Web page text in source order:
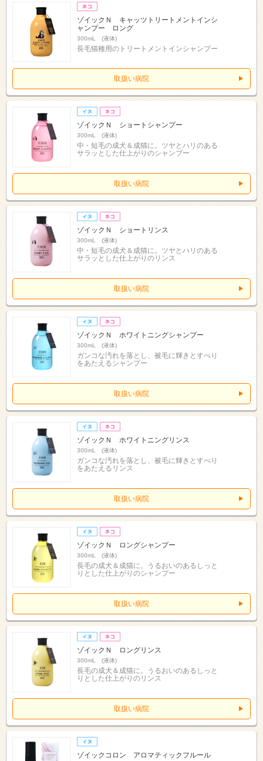
ゾイックＮ キャッツトリートメントインシ
ャンプー ロング
300mL (液体)
長毛猫種用のトリートメントインシャンプー
取扱い病院
ゾイックＮ ショートシャンプー
300mL (液体)
中・短毛の成犬＆成猫に。ツヤとハリのある
サラッとした仕上がりのシャンプー
取扱い病院
ゾイックＮ ショートリンス
300mL (液体)
中・短毛の成犬＆成猫に。ツヤとハリのある
サラッとした仕上がりのリンス
取扱い病院
ゾイックＮ ホワイトニングシャンプー
300mL (液体)
ガンコな汚れを落とし、被毛に輝きとすべり
をあたえるシャンプー
取扱い病院
ゾイックＮ ホワイトニングリンス
300mL (液体)
ガンコな汚れを落とし、被毛に輝きとすべり
をあたえるリンス
取扱い病院
ゾイックＮ ロングシャンプー
300mL (液体)
長毛の成犬＆成猫に。うるおいのあるしっと
りとした仕上がりのシャンプー
取扱い病院
ゾイックＮ ロングリンス
300mL (液体)
長毛の成犬＆成猫に。うるおいのあるしっと
りとした仕上がりのリンス
取扱い病院
ゾイックコロン アロマティックフルール